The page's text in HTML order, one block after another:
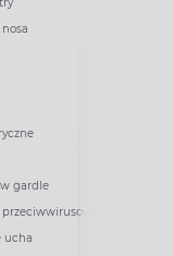
gardle
ucha